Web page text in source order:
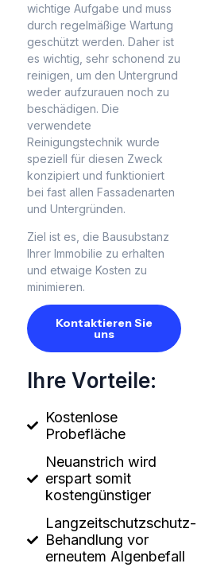
wichtige Aufgabe und muss
durch regelmäßige Wartung
geschützt werden. Daher ist
es wichtig, sehr schonend zu
reinigen, um den Untergrund
weder aufzurauen noch zu
beschädigen. Die
verwendete
Reinigungstechnik wurde
speziell für diesen Zweck
konzipiert und funktioniert
bei fast allen Fassadenarten
und Untergründen.
Ziel ist es, die Bausubstanz
Ihrer Immobilie zu erhalten
und etwaige Kosten zu
minimieren.
Kontaktieren Sie
uns
Ihre Vorteile:
Kostenlose
Probefläche
Neuanstrich wird
erspart somit
kostengünstiger
Langzeitschutzschutz-
Behandlung vor
erneutem Algenbefall